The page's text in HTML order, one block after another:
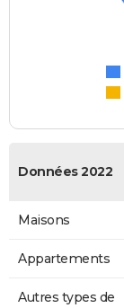
Données 2022
Maisons
Appartements
Autres types de